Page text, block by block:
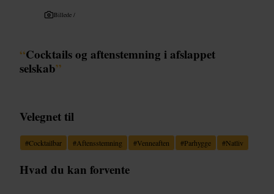
Billede /
“Cocktails og aftenstemning i afslappet
selskab”
Velegnet til
#Cocktailbar #Aftensstemning #Venneaften #Parhygge #Natliv
Hvad du kan forvente